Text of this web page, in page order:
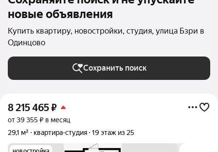
новые объявления
Купить квартиру, новостройки, студия, улица Бзри в
Одинцово
Сохранить поиск
8 215 465₽
от 39 355 ₽ в месяц
29,1 м²
квартира-студия 19 этаж из 25